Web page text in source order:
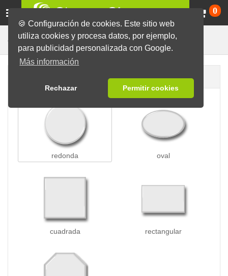
🍪 Configuración de cookies. Este sitio web
utiliza cookies y procesa datos, por ejemplo,
para publicidad personalizada con Google.
Más información
Rechazar Permitir cookies
0
Chapas Chapas con Imán Para la Nevera
redonda oval
cuadrada rectangular